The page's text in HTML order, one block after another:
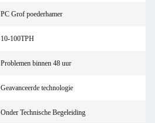
PC Grof poederhamer
10-100TPH
Problemen binnen 48 uur
Geavanceerde technologie
Onder Technische Begeleiding